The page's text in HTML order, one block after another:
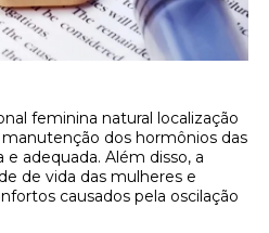
feminina natural localização
dos hormônios das
adequada. Além disso, a
de vida das mulheres e
causados pela oscilação